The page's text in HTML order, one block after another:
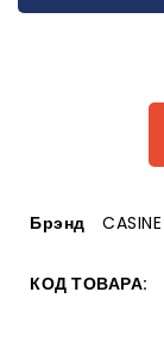
Брэнд CASINE
КОД ТОВАРА: